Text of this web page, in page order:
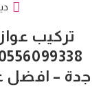
تركيب
جدة – افضل